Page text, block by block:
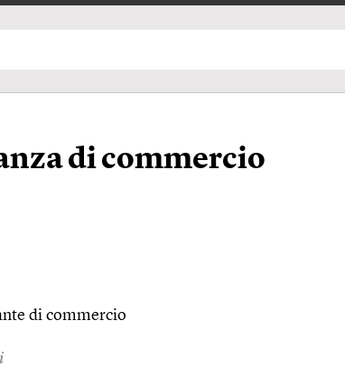
di commercio
di commercio